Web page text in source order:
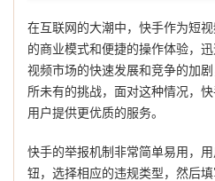
在互联网的大潮中，快手作为短
的商业模式和便捷的操作体验，
视频市场的快速发展和竞争的加
所未有的挑战，面对这种情况，
用户提供更优质的服务。
快手的举报机制非常简单易用，
钮，选择相应的违规类型，然后填